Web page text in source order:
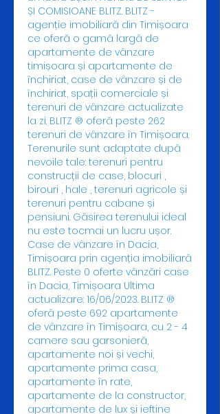
ȘI COMISIOANE BLITZ. BLITZ -
agenție imobiliară din Timișoara
ce oferă o gamă largă de
apartamente de vânzare
timișoara și apartamente de
închiriat, case de vânzare și de
închiriat, spații comerciale și
terenuri de vânzare actualizate
la zi. BLITZ ® oferă peste 262
terenuri de vânzare în Timișoara.
Terenurile sunt adaptate după
nevoile tale: terenuri pentru
construcții de case, blocuri ,
birouri , hale , terenuri agricole și
terenuri pentru cabane și
pensiuni. Găsirea terenului ideal
nu este tocmai un lucru ușor.
Case de vânzare în Dacia,
Timișoara prin agenția imobiliară
BLITZ. Peste 0 oferte vânzări case
în Dacia, Timișoara Ultima
actualizare: 16/06/2023. BLITZ ®
oferă peste 692 apartamente
de vânzare în Timișoara, cu 2 - 4
camere sau garsonieră,
apartamente noi și vechi,
apartamente prima casa,
apartamente în rate,
apartamente de la constructor,
apartamente de lux și ieftine